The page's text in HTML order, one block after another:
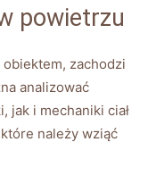
powietrzu
zachodzi
analizować
jak i mechaniki ciał
należy wziąć